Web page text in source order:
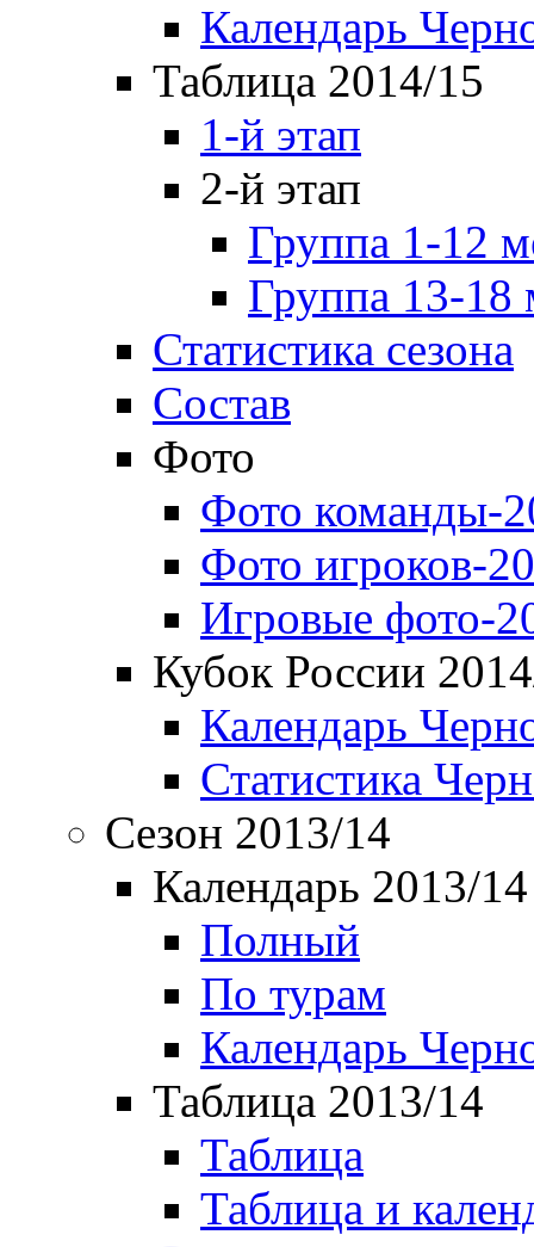
Календарь
Таблица 2014/15
1-й этап
2-й этап
Группа 1-12
Группа 13-18
Статистика сезона
Состав
Фото
Фото команды-
Фото игроков-
Игровые фото-
Кубок России
Календарь
Статистика
Сезон 2013/14
Календарь 2013/14
Полный
По турам
Календарь
Таблица 2013/14
Таблица
Таблица и